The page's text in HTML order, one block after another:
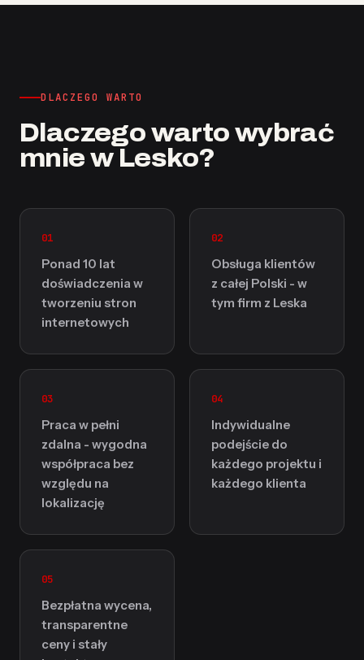
DLACZEGO WARTO
Dlaczego warto wybrać
mnie w Lesko?
01
Ponad 10 lat
doświadczenia w
tworzeniu stron
internetowych
02
Obsługa klientów
z całej Polski - w
tym firm z Leska
03
Praca w pełni
zdalna - wygodna
współpraca bez
względu na
lokalizację
04
Indywidualne
podejście do
każdego projektu i
każdego klienta
05
Bezpłatna wycena,
transparentne
ceny i stały